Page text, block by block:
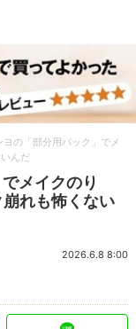
ヨの「部分用パック」でメ
んだ
メイクのり
れも怖くない
2026.6.8 8:00